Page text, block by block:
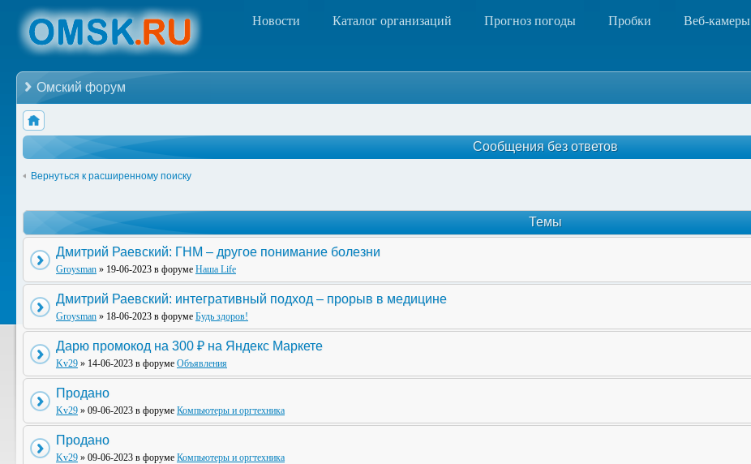
Новости Каталог организаций Прогноз погоды Пробки Веб-камеры
Омский форум
Сообщения без ответов
Вернуться к расширенному поиску
Темы
Дмитрий Раевский: ГНМ – другое понимание болезни
Groysman » 19-06-2023 в форуме Наша Life
Дмитрий Раевский: интегративный подход – прорыв в медицине
Groysman » 18-06-2023 в форуме Будь здоров!
Дарю промокод на 300 ₽ на Яндекс Маркете
Kv29 » 14-06-2023 в форуме Объявления
Продано
Kv29 » 09-06-2023 в форуме Компьютеры и оргтехника
Продано
Kv29 » 09-06-2023 в форуме Компьютеры и оргтехника